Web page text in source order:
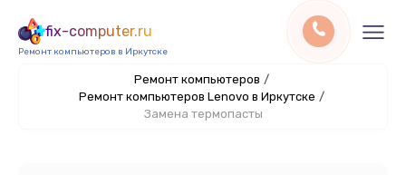
fix-computer.ru
Ремонт компьютеров в Иркутске
Ремонт компьютеров /
Ремонт компьютеров Lenovo в Иркутске /
Замена термопасты